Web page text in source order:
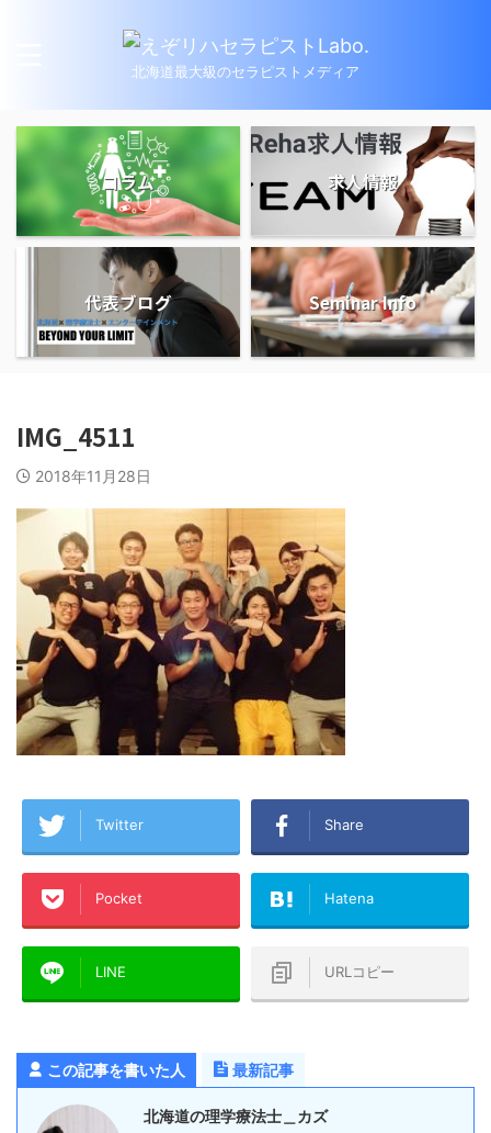
北海道最大級のセラピストメディア
コラム 求人情報
代表ブログ Seminar Info
IMG_4511
2018年11月28日
Twitter Share
Pocket Hatena
LINE URLコピー
この記事を書いた人 最新記事
北海道の理学療法士＿カズ